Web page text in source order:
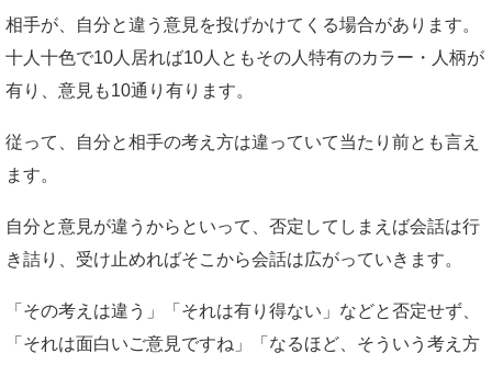
相手が、自分と違う意見を投げかけてくる場合があります。
十人十色で10人居れば10人ともその人特有のカラー・人柄が
有り、意見も10通り有ります。
従って、自分と相手の考え方は違っていて当たり前とも言え
ます。
自分と意見が違うからといって、否定してしまえば会話は行
き詰り、受け止めればそこから会話は広がっていきます。
「その考えは違う」「それは有り得ない」などと否定せず、
「それは面白いご意見ですね」「なるほど、そういう考え方